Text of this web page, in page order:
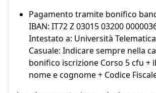
Pagamento tramite bonifico
IBAN: IT72 Z 03015 03200
Intestato a: Università
Casuale: Indicare sempre nella
bonifico iscrizione Corso 5 cfu +
nome e cognome + Codice